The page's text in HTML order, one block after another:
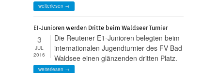
weiterlesen →
EI-Junioren werden Dritte beim Waldseer Turnier
3
JUL
2016
Die Reutener E1-Junioren belegten beim
internationalen Jugendturnier des FV Bad
Waldsee einen glänzenden dritten Platz.
weiterlesen →